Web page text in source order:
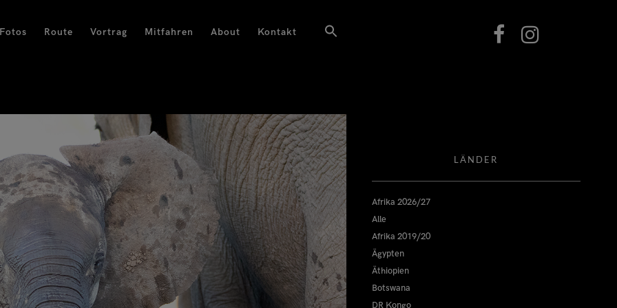
Route Vortrag Mitfahren About Kontakt
LÄNDER
Afrika 2026/27
Alle
Afrika 2019/20
Ägypten
Äthiopien
Botswana
DR Kongo